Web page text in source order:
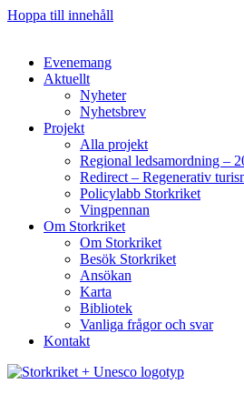
Hoppa till innehåll
Evenemang
Aktuellt
Nyheter
Nyhetsbrev
Projekt
Alla projekt
Regional ledsamordning –
Redirect – Regenerativ
Policylabb Storkriket
Vingpennan
Om Storkriket
Om Storkriket
Besök Storkriket
Ansökan
Karta
Bibliotek
Vanliga frågor och svar
Kontakt